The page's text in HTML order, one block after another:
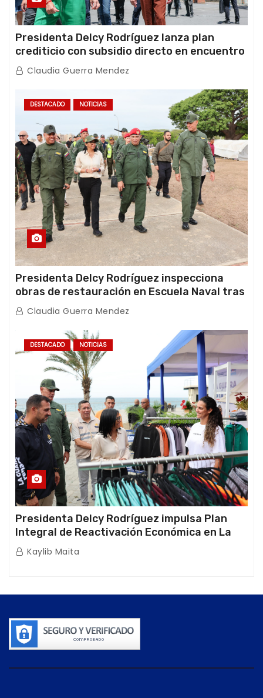
Presidenta Delcy Rodríguez lanza plan
crediticio con subsidio directo en encuentro
con Juntas de Condominio
Claudia Guerra Mendez
DESTACADO NOTICIAS
Presidenta Delcy Rodríguez inspecciona
obras de restauración en Escuela Naval tras
afectaciones sísmicas en La Guaira
Claudia Guerra Mendez
DESTACADO NOTICIAS
Presidenta Delcy Rodríguez impulsa Plan
Integral de Reactivación Económica en La
Guaira
Kaylib Maita